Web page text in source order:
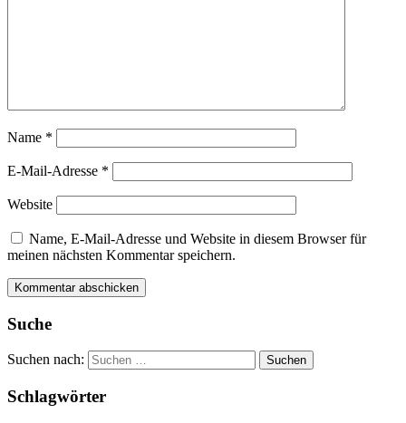
Name *
E-Mail-Adresse *
Website
Name, E-Mail-Adresse und Website in diesem Browser für
meinen nächsten Kommentar speichern.
Suche
Suchen nach:
Schlagwörter